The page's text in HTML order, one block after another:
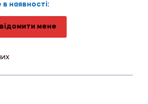
наявності:
мене